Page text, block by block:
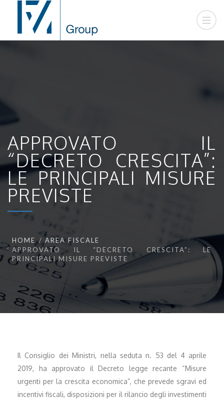
APPROVATO IL
“DECRETO CRESCITA”:
LE PRINCIPALI MISURE
PREVISTE
HOME
AREA FISCALE
APPROVATO IL “DECRETO CRESCITA”: LE
PRINCIPALI MISURE PREVISTE
Il Consiglio dei Ministri, nella seduta n. 53 del 4 aprile
2019, ha approvato il Decreto legge recante “Misure
urgenti per la crescita economica”, che prevede sgravi ed
incentivi fiscali, disposizioni per il rilancio degli investimenti